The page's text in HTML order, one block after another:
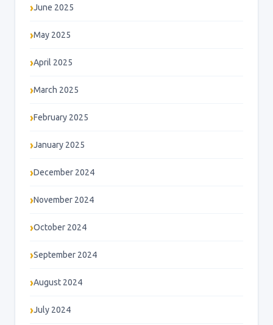
June 2025
May 2025
April 2025
March 2025
February 2025
January 2025
December 2024
November 2024
October 2024
September 2024
August 2024
July 2024